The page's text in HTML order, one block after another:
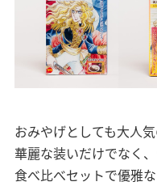
おみやげとしても大人
華麗な装いだけでなく
食べ比べセットで優雅